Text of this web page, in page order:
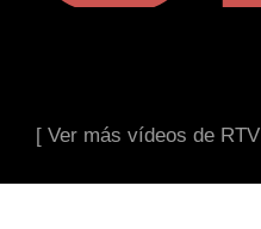
[ Ver más vídeos de